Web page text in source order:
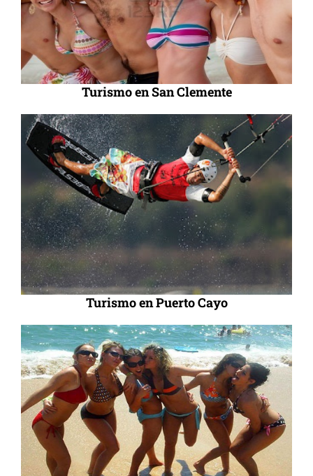
Turismo en San Clemente
Turismo en Puerto Cayo